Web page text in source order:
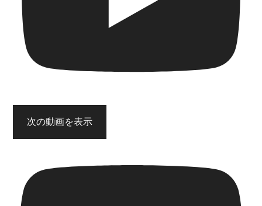
次の動画を表示